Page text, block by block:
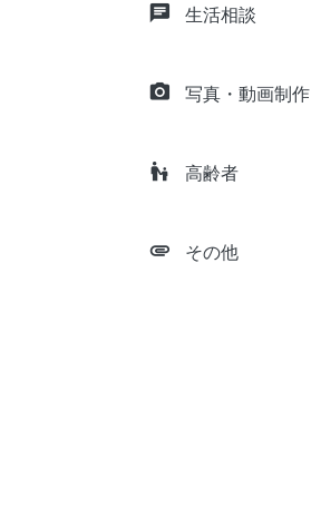
chat 生活相談
camera_alt 写真・動画制作
escalator_warning 高齢者
attachment その他